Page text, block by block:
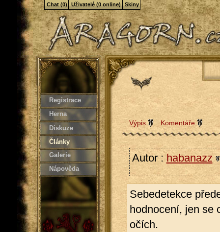
Registrace
Herna
Diskuze
Články
Galerie
Nápověda
Výpis Komentáře
Autor : habanazz
Sebedetekce
hodnocení, jen se
očích.
Chat (0) Uživatelé (0 online) Skiny